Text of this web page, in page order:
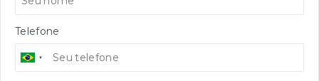
Telefone